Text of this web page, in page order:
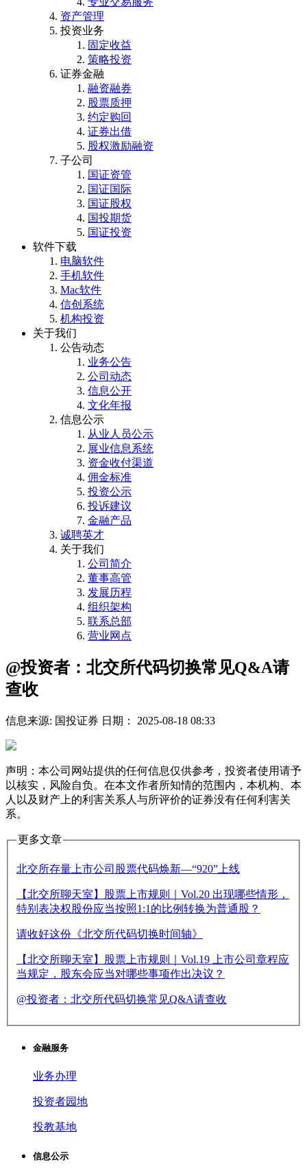
资产管理
投资业务
固定收益
策略投资
证券金融
融资融券
股票质押
约定购回
证券出借
股权激励融资
子公司
国证资管
国证国际
国证股权
国投期货
国证投资
软件下载
电脑软件
手机软件
Mac软件
信创系统
机构投资
关于我们
公告动态
业务公告
公司动态
信息公开
文化年报
信息公示
从业人员公示
展业信息系统
资金收付渠道
佣金标准
投资公示
投诉建议
金融产品
诚聘英才
关于我们
公司简介
董事高管
发展历程
组织架构
联系总部
营业网点
@投资者：北交所代码切换常见Q&A请
查收
信息来源: 国投证券 日期： 2025-08-18 08:33
声明：本公司网站提供的任何信息仅供参考，投资者使用请予
以核实，风险自负。在本文作者所知情的范围内，本机构、本
人以及财产上的利害关系人与所评价的证券没有任何利害关
系。
更多文章
北交所存量上市公司股票代码焕新—“920”上线
【北交所聊天室】股票上市规则｜Vol.20 出现哪些情形，
特别表决权股份应当按照1:1的比例转换为普通股？
请收好这份《北交所代码切换时间轴》
【北交所聊天室】股票上市规则｜Vol.19 上市公司章程应
当规定，股东会应当对哪些事项作出决议？
@投资者：北交所代码切换常见Q&A请查收
金融服务
业务办理
投资者园地
投教基地
信息公示